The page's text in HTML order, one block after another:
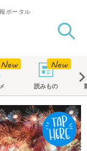
ポータル
読みもの